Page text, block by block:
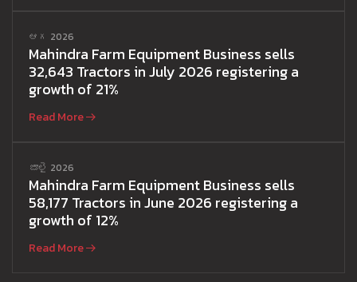
ఆగ 2026
Mahindra Farm Equipment Business sells
32,643 Tractors in July 2026 registering a
growth of 21%
Read More
జూలై 2026
Mahindra Farm Equipment Business sells
58,177 Tractors in June 2026 registering a
growth of 12%
Read More